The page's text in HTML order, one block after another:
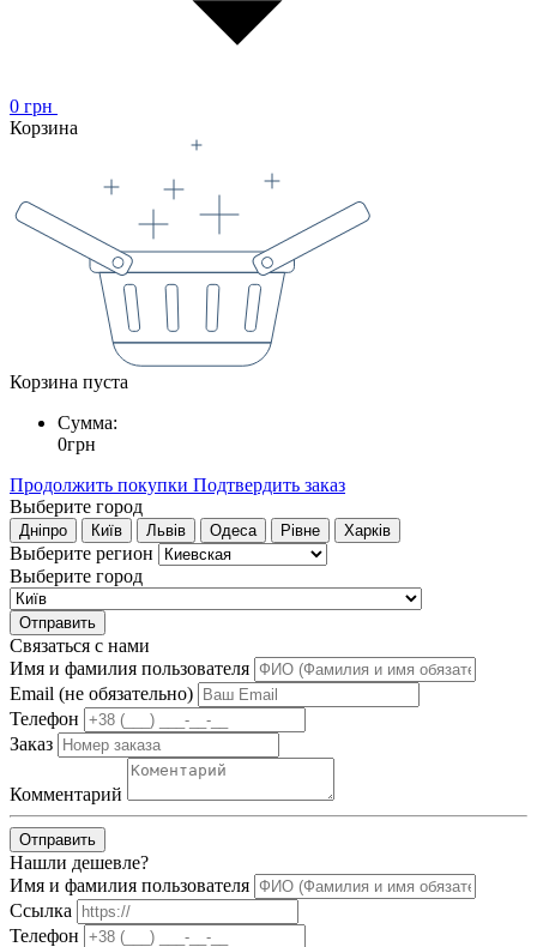
0 грн
Корзина
Корзина пуста
Сумма:
0грн
Продолжить покупки Подтвердить заказ
Выберите город
Дніпро Київ Львів Одеса Рівне Харків
Выберите регион
Выберите город
Отправить
Связаться с нами
Имя и фамилия пользователя
Email (не обязательно)
Телефон
Заказ
Комментарий
Отправить
Нашли дешевле?
Имя и фамилия пользователя
Ссылка
Телефон